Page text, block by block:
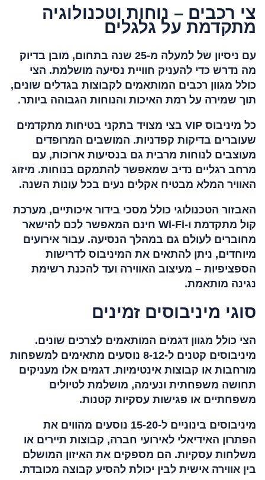
צי רכבים – נוחות וטכנולוגיה
מתקדמת על גלגלים
עם ניסיון של למעלה מ-25 שנה בתחום, מובן בדיוק
מה נדרש כדי להעניק חוויית נסיעה מושלמת. הצי
כולל מגוון רכבים המותאמים לקבוצות בגדלים שונים,
תוך שמירה על רמת האיכות והנוחות הגבוהה ביותר.
כל מיניבוס VIP בצי מצויד בתקני בטיחות מתקדמים
שעוברים בדיקות קפדניות. המושבים המרופדים
מעוצבים לנוחות מרבית גם בנסיעות ארוכות, עם
מרחב רגליים נדיב שמאפשר להתמקם בנוחות. מיזוג
האוויר המלא מבטיח אקלים נעים בכל עונות השנה.
האבזור הטכנולוגי כולל מסכי בידור איכותיים, מערכת
קול מתקדמת ו-Wi-Fi חינם המאפשר לכם להישאר
מחוברים לעולם גם במהלך הנסיעה. עבור אירועים
מיוחדים, ניתן להתאים את המיניבוס לדרישות
הספציפיות – מעיצוב האווירה ועד להכנת רשימת
נגינה מותאמת.
סוגי מיניבוסים זמינים
הצי כולל מגוון דגמים המותאמים לצרכים שונים.
מיניבוסים קטנים ל-8-12 נוסעים מתאימים למשפחות
מורחבות או קבוצות אינטימיות. דגמים אלו מעניקים
תחושה משפחתית ונעימה, מושלמת לטיולים
משפחתיים או פגישות עסקיות קטנות.
מיניבוסים בינוניים ל-15-20 נוסעים מהווים את
הפתרון האידיאלי לאירועי חברה, קבוצות תיירים או
משלחות עסקיות. הם מספקים את האיזון המושלם
בין אווירה אישית לבין יכולת להסיע קבוצה מכובדת.